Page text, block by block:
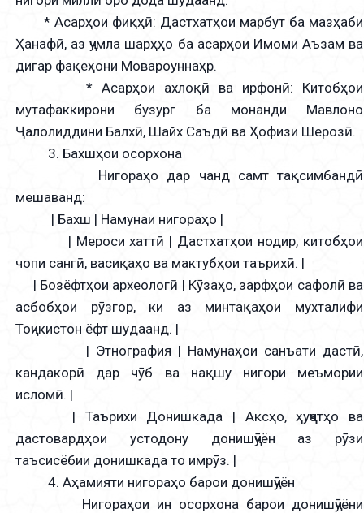
* Асарҳои фиқҳӣ: Дастхатҳои марбут ба мазҳаби
Ҳанафӣ, аз ҷумла шарҳҳо ба асарҳои Имоми Аъзам ва
дигар фақеҳони Мовароуннаҳр.
* Асарҳои ахлоқӣ ва ирфонӣ: Китобҳои
мутафаккирони бузург ба монанди Мавлоно
Ҷалолиддини Балхӣ, Шайх Саъдӣ ва Ҳофизи Шерозӣ.
3. Бахшҳои осорхона
Нигораҳо дар чанд самт тақсимбандӣ
мешаванд:
| Бахш | Намунаи нигораҳо |
| Мероси хаттӣ | Дастхатҳои нодир, китобҳои
чопи сангӣ, васиқаҳо ва мактубҳои таърихӣ. |
| Бозёфтҳои археологӣ | Кӯзаҳо, зарфҳои сафолӣ ва
асбобҳои рӯзгор, ки аз минтақаҳои мухталифи
Тоҷикистон ёфт шудаанд. |
| Этнография | Намунаҳои санъати дастӣ,
кандакорӣ дар чӯб ва нақшу нигори меъмории
исломӣ. |
| Таърихи Донишкада | Аксҳо, ҳуҷҷатҳо ва
дастовардҳои устодону донишҷӯён аз рӯзи
таъсисёбии донишкада то имрӯз. |
4. Аҳамияти нигораҳо барои донишҷӯён
Нигораҳои ин осорхона барои донишҷӯёни